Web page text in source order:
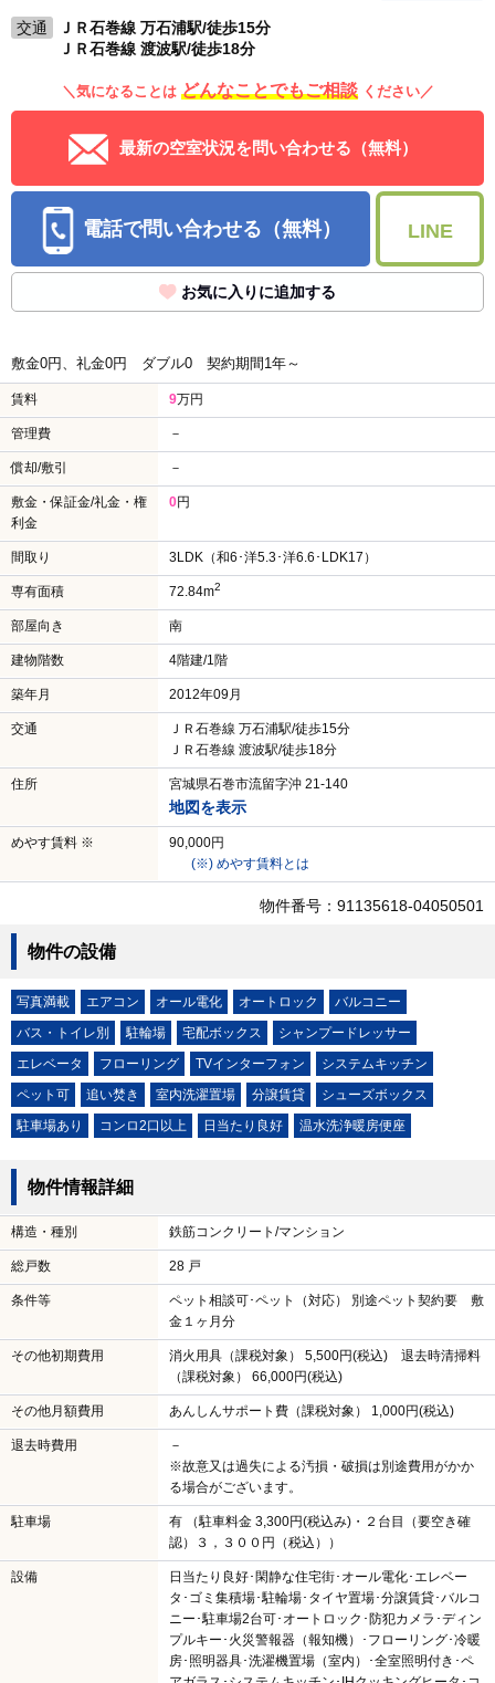
交通
ＪＲ石巻線 万石浦駅/徒歩15分
ＪＲ石巻線 渡波駅/徒歩18分
＼気になることは どんなことでもご相談 ください／
最新の空室状況を問い合わせる（無料）
電話で問い合わせる（無料） LINE
お気に入りに追加する
敷金0円、礼金0円 ダブル0 契約期間1年～
賃料 9万円
管理費 －
償却/敷引 －
敷金・保証金/礼金・権
利金
0円
間取り 3LDK（和6･洋5.3･洋6.6･LDK17）
専有面積 72.84m2
部屋向き 南
建物階数 4階建/1階
築年月 2012年09月
交通
ＪＲ石巻線 万石浦駅/徒歩15分
ＪＲ石巻線 渡波駅/徒歩18分
住所 宮城県石巻市流留字沖 21-140
地図を表示
めやす賃料 ※
90,000円
(※) めやす賃料とは
物件番号：91135618-04050501
物件の設備
写真満載 エアコン オール電化 オートロック
バルコニー
バス・トイレ別
駐輪場 宅配ボックス
シャンプードレッサー
エレベータ
フローリング TVインターフォン
システムキッチン
ペット可
追い焚き 室内洗濯置場 分譲賃貸
シューズボックス
駐車場あり
コンロ2口以上 日当たり良好 温水洗浄暖房便座
物件情報詳細
構造・種別 鉄筋コンクリート/マンション
総戸数 28 戸
条件等
ペット相談可･ペット（対応） 別途ペット契約要 敷
金１ヶ月分
その他初期費用
消火用具（課税対象） 5,500円(税込) 退去時清掃料
（課税対象） 66,000円(税込)
その他月額費用 あんしんサポート費（課税対象） 1,000円(税込)
退去時費用
－
※故意又は過失による汚損・破損は別途費用がかか
る場合がございます。
駐車場
有 （駐車料金 3,300円(税込み)・２台目（要空き確
認）３，３００円（税込））
設備
日当たり良好･閑静な住宅街･オール電化･エレベー
タ･ゴミ集積場･駐輪場･タイヤ置場･分譲賃貸･バルコ
ニー･駐車場2台可･オートロック･防犯カメラ･ディン
プルキー･火災警報器（報知機）･フローリング･冷暖
房･照明器具･洗濯機置場（室内）･全室照明付き･ペ